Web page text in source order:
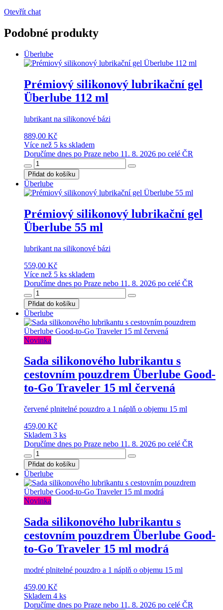
Otevřít chat
Podobné produkty
Überlube
Prémiový silikonový lubrikační gel
Überlube 112 ml
lubrikant na silikonové bázi
889,00 Kč
Více než 5 ks skladem
Doručíme dnes po Praze nebo 11. 8. 2026 po celé ČR
Přidat do košíku
Überlube
Prémiový silikonový lubrikační gel
Überlube 55 ml
lubrikant na silikonové bázi
559,00 Kč
Více než 5 ks skladem
Doručíme dnes po Praze nebo 11. 8. 2026 po celé ČR
Přidat do košíku
Überlube
Novinka
Sada silikonového lubrikantu s
cestovním pouzdrem Überlube Good-
to-Go Traveler 15 ml červená
červené plnitelné pouzdro a 1 náplň o objemu 15 ml
459,00 Kč
Skladem 3 ks
Doručíme dnes po Praze nebo 11. 8. 2026 po celé ČR
Přidat do košíku
Überlube
Novinka
Sada silikonového lubrikantu s
cestovním pouzdrem Überlube Good-
to-Go Traveler 15 ml modrá
modré plnitelné pouzdro a 1 náplň o objemu 15 ml
459,00 Kč
Skladem 4 ks
Doručíme dnes po Praze nebo 11. 8. 2026 po celé ČR